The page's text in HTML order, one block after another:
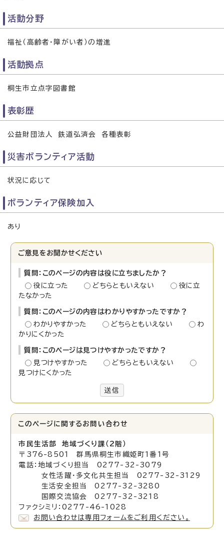
活動分野
福祉（高齢者・障がい者）の増進
活動拠点
桐生市立点字図書館
表彰歴
公益財団法人 鉄道弘済会 各種表彰
災害ボランティア活動
状況に応じて
ボランティア保険加入
あり
ご意見をお聞かせください
質問：このページの内容は役に立ちましたか？
役に立った
どちらともいえない
役に立
たなかった
質問：このページの内容はわかりやすかったですか？
わかりやすかった
どちらともいえない
わ
かりにくかった
質問：このページは見つけやすかったですか？
見つけやすかった
どちらともいえない
見つけにくかった
送信
このページに関する お問い合わせ
市民生活部 地域づくり課（2階）
〒376-8501 群馬県桐生市織姫町1番1号
電話：地域づくり担当 0277-32-3079
女性活躍・多文化共生担当 0277-32-3129
生活安全担当 0277-32-3280
国際交流協会 0277-32-3218
ファクシミリ：0277-46-1028
お問い合わせは専用フォームをご利用ください。